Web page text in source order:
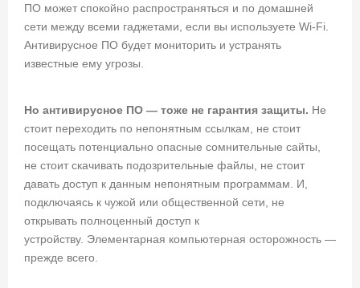
ПО может спокойно распространяться и по домашней
сети между всеми гаджетами, если вы используете Wi-Fi.
Антивирусное ПО будет мониторить и устранять
известные ему угрозы.
Но антивирусное ПО — тоже не гарантия защиты. Не
стоит переходить по непонятным ссылкам, не стоит
посещать потенциально опасные сомнительные сайты,
не стоит скачивать подозрительные файлы, не стоит
давать доступ к данным непонятным программам. И,
подключаясь к чужой или общественной сети, не
открывать полноценный доступ к
устройству. Элементарная компьютерная осторожность —
прежде всего.